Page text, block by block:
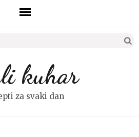
Search
kuhar
za svaki dan